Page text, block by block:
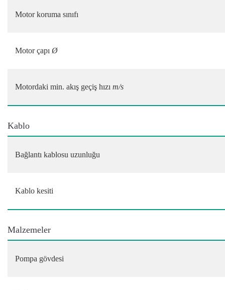
Motor koruma sınıfı
Motor çapı Ø
Motordaki min. akış geçiş hızı m/s
Kablo
Bağlantı kablosu uzunluğu
Kablo kesiti
Malzemeler
Pompa gövdesi